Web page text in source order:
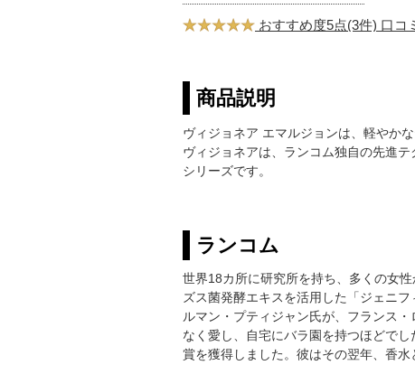
おすすめ度5点(3件) 口コ
商品説明
ヴィジョネア エマルジョンは、軽やか
ヴィジョネアは、ランコム独自の先進
シリーズです。
ランコム
世界18カ所に研究所を持ち、多くの女
ズス菌発酵エキスを活用した「ジェニ
ルマン・プティジャン氏が、フランス
なく愛し、自宅にバラ園を持つほどで
賞を獲得しました。彼はその翌年、香